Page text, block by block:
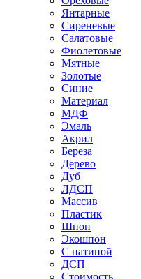
Янтарные
Сиреневые
Салатовые
Фиолетовые
Мятные
Золотые
Синие
Материал
МДФ
Эмаль
Акрил
Береза
Дерево
Дуб
ЛДСП
Массив
Пластик
Шпон
Экошпон
С патиной
ДСП
Стоимость